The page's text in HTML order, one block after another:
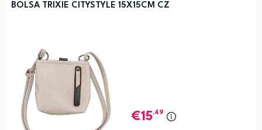
BOLSA TRIXIE CITYSTYLE 15X15CM CZ
15,49